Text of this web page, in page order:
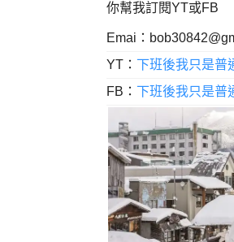
你幫我訂閱YT或FB
Emai：
YT：下班後我只是普
FB：下班後我只是普